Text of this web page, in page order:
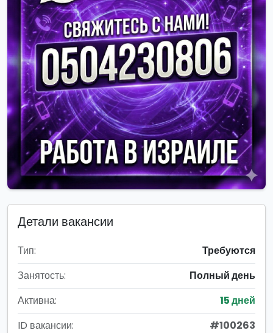
Детали вакансии
Тип:
Требуются
Занятость:
Полный день
Активна:
15 дней
ID вакансии:
#100263